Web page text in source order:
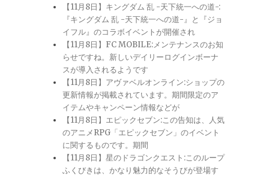
【11月8日】キングダム 乱 -天下統一への道-:
『キングダム 乱 -天下統一への道-』と『ジョ
イフル』のコラボイベントが開催され
【11月8日】FC MOBILE:メンテナンスのお知
らせですね。新しいデイリーログインボーナ
スが導入されるようです
【11月8日】アヴァベルオンライン:ショップの
更新情報が掲載されています。期間限定のア
イテムやキャンペーン情報などが
【11月8日】エピックセブン:この告知は、人気
のアニメRPG「エピックセブン」のイベント
に関するものです。期間
【11月8日】星のドラゴンクエスト:このループ
ふくびきは、かなり魅力的なそうびが登場す